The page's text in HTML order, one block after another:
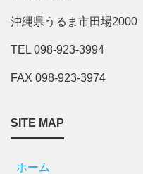
沖縄県うるま市田場2000
TEL 098-923-3994
FAX 098-923-3974
SITE MAP
ホーム